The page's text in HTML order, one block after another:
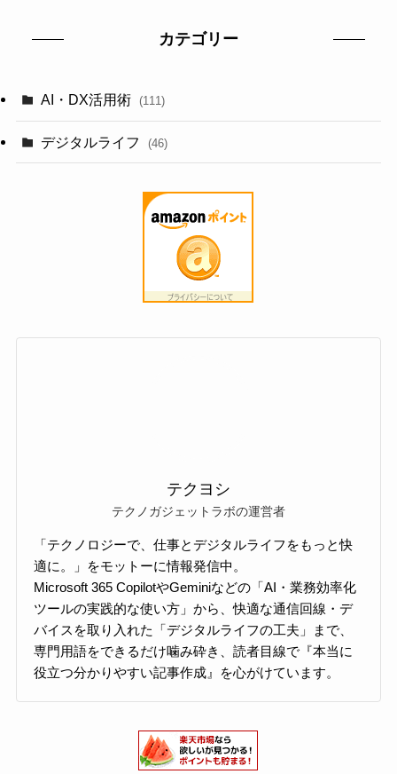
カテゴリー
AI・DX活用術 (111)
デジタルライフ (46)
テクヨシ
テクノガジェットラボの運営者
「テクノロジーで、仕事とデジタルライフをもっと快
適に。」をモットーに情報発信中。
Microsoft 365 CopilotやGeminiなどの「AI・業務効率化
ツールの実践的な使い方」から、快適な通信回線・デ
バイスを取り入れた「デジタルライフの工夫」まで、
専門用語をできるだけ噛み砕き、読者目線で『本当に
役立つ分かりやすい記事作成』を心がけています。